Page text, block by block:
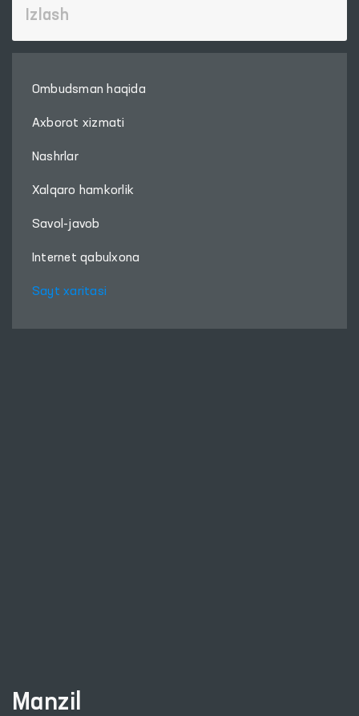
Ombudsman haqida
Axborot xizmati
Nashrlar
Xalqaro hamkorlik
Savol-javob
Internet qabulxona
Sayt xaritasi
Manzil